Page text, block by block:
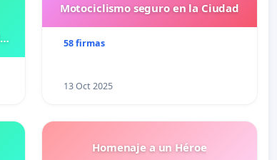
Motociclismo seguro en la Ciudad
58 firmas
13 Oct 2025
Homenaje a un Héroe